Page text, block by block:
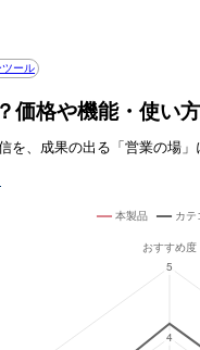
ツール
価格や機能・使い
を、成果の出る「営業の場」